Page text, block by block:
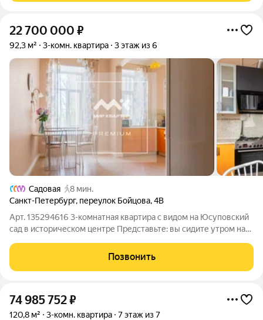
22 700 000 ₽
92,3 м² 3-комн. квартира 3 этаж из 6
Садовая
8 мин.
Санкт-Петербург, переулок Бойцова,4В
Арт. 135294616 3-комнатная квартира с видом на Юсуповский
сад в историческом центре Представьте: вы сидите утром на
переулок
Позвонить
74 985 752₽
120,8 м² 3-комн. квартира 7 этаж из 7